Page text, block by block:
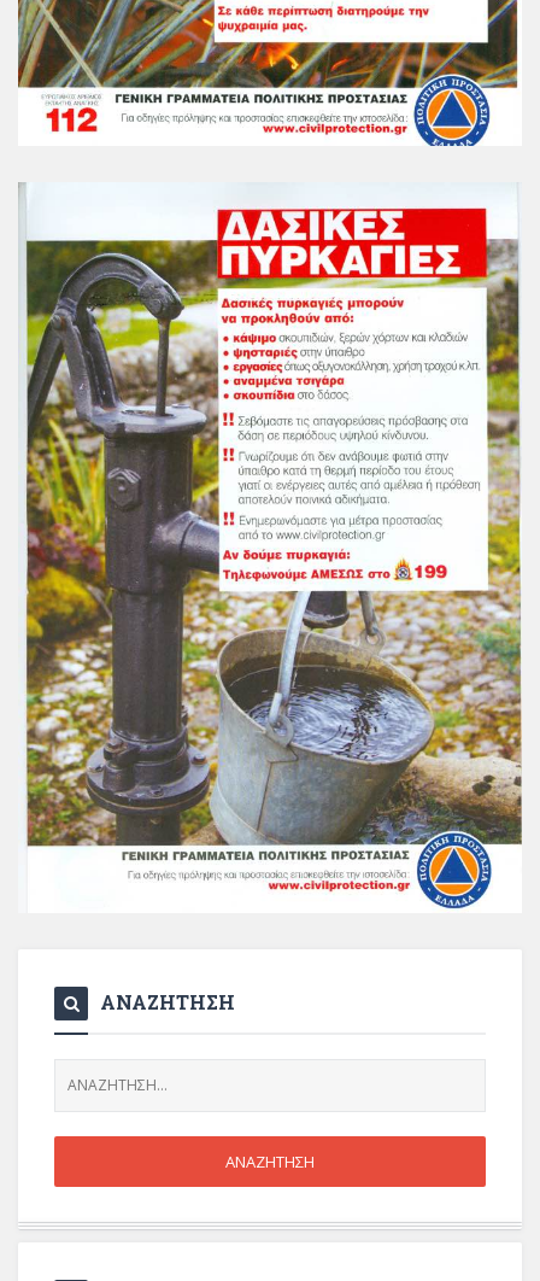
ΑΝΑΖΗΤΗΣΗ